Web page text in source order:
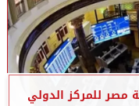
مصر للمركز الدولي